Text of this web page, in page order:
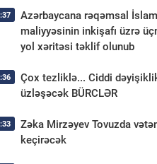
Azərbaycana rəqəmsal İslam
maliyyəsinin inkişafı üzrə
yol xəritəsi təklif olunub
Çox tezliklə... Ciddi
üzləşəcək BÜRCLƏR
Zəka Mirzəyev Tovuzda
keçirəcək